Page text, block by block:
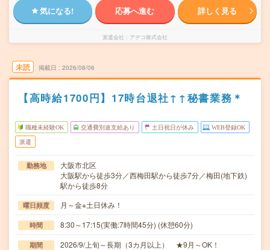
気になる! 応募へ進む 詳しく見る
派遣会社 アデコ株式会社
未読 掲載日 2026/08/06
【高時給1700円】17時台退社↑↑秘書業務＊
職種未経験OK 交通費別途支給あり 土日祝日が休み WEB登録OK
派遣
勤務地
大阪市北区
大阪駅から徒歩3分／西梅田駅から徒歩7分／梅田(地下鉄)
駅から徒歩8分
曜日頻度 月～金※土日休み！
時間 8:30～17:15(実働:7時間45分) (休憩60分)
期間 2026/9/上旬～長期（3カ月以上） ★9月～OK！